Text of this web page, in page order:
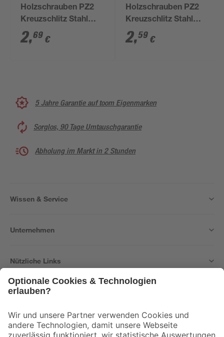
Holzschrauben PZ2
Kreuzschlitz Stahl
verzinkt 4,5 x 16 mm
15 Stück
2,69 €
Holzschrauben PZ2
Kreuzschlitz Stahl
verzinkt 4 x 20 mm 15
Stück
2,59 €
5 Jahre Garantie auf toom Eigenmarken
Sorglos, 90 Tage Umtauschgarantie
Abholung im Markt in 2 Stunden
Wissen & Service
Unternehmen
Nützliche Links
Der toom Newsletter: Keine Angebote und Aktionen mehr verpassen!